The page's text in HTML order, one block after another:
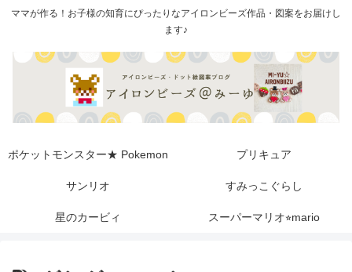
ママが作る！お子様の知育にぴったりなアイロンビーズ作品・図案をお届けし
ます♪
ポケットモンスター★ Pokemon プリキュア
サンリオ すみっこぐらし
星のカービィ スーパーマリオ⭐︎mario